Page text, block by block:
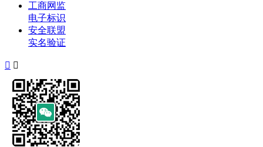
工商网监
电子标识
安全联盟
实名验证
 